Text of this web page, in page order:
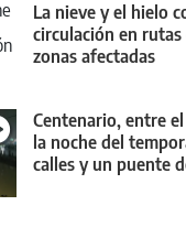
La nieve y el hielo
circulación en
zonas afectadas
Centenario, entre
la noche del
calles y un puente